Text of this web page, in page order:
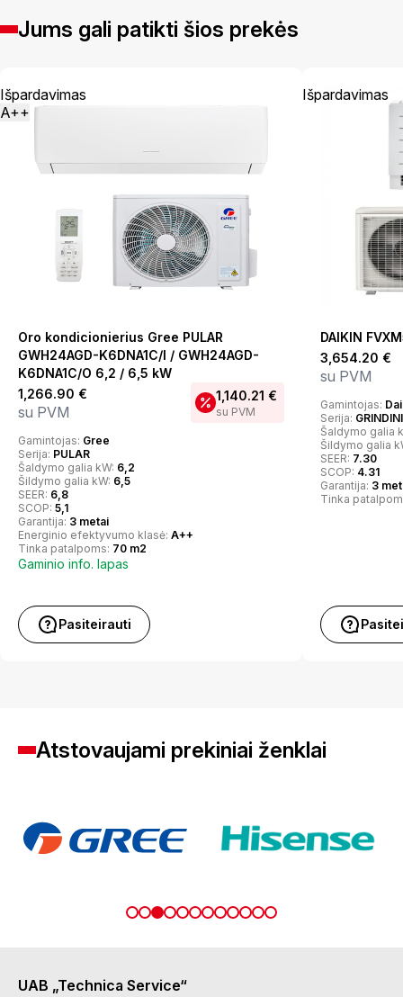
Jums gali patikti šios prekės
Išpardavimas
A++
Oro kondicionierius Gree PULAR
GWH24AGD-K6DNA1C/I / GWH24AGD-
K6DNA1C/O 6,2 / 6,5 kW
1,266.90 €
su PVM
1,140.21 €
su PVM
Gamintojas: Gree
Serija: PULAR
Šaldymo galia kW: 6,2
Šildymo galia kW: 6,5
SEER: 6,8
SCOP: 5,1
Garantija: 3 metai
Energinio efektyvumo klasė: A++
Tinka patalpoms: 70 m2
Gaminio info. lapas
Pasiteirauti
Išpardavimas
DAIKIN
3,654.20 €
su PVM
Gamintojas:
Serija:
Šaldymo galia
Šildymo galia
SEER: 7.30
SCOP: 4.31
Garantija: 3
Tinka
Atstovaujami prekiniai ženklai
UAB „Technica Service“